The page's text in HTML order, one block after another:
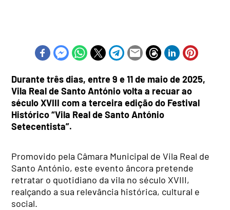
Durante três dias, entre 9 e 11 de maio de 2025,
Vila Real de Santo António volta a recuar ao
século XVIII com a terceira edição do Festival
Histórico “Vila Real de Santo António
Setecentista”.
Promovido pela Câmara Municipal de Vila Real de
Santo António, este evento âncora pretende
retratar o quotidiano da vila no século XVIII,
realçando a sua relevância histórica, cultural e
social.